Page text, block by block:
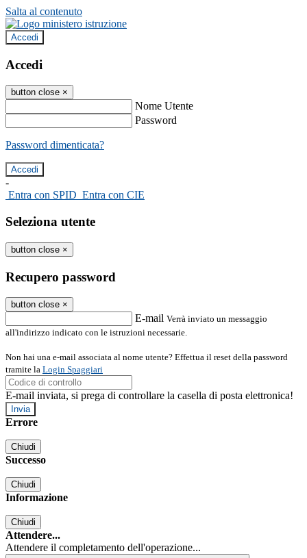
Salta al contenuto
Accedi
Accedi
button close ×
Nome Utente
Password
Password dimenticata?
-
Entra con SPID Entra con CIE
Seleziona utente
button close ×
Recupero password
button close ×
E-mail Verrà inviato un messaggio
all'indirizzo indicato con le istruzioni necessarie.
Non hai una e-mail associata al nome utente? Effettua il reset della password
tramite la Login Spaggiari
E-mail inviata, si prega di controllare la casella di posta elettronica!
Errore
Chiudi
Successo
Chiudi
Informazione
Chiudi
Attendere...
Attendere il completamento dell'operazione...